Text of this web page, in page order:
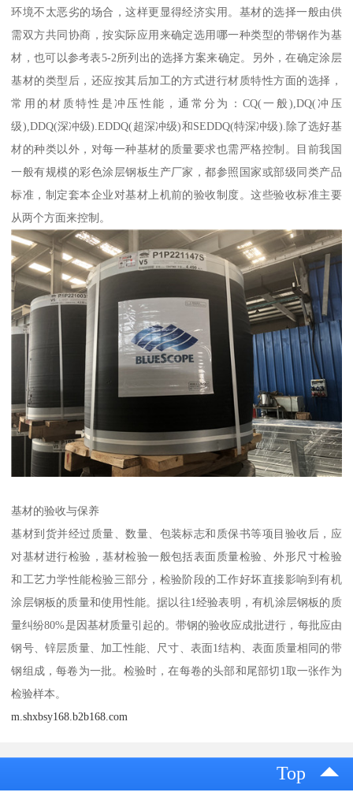
环境不太恶劣的场合，这样更显得经济实用。基材的选择一般由供
需双方共同协商，按实际应用来确定选用哪一种类型的带钢作为基
材，也可以参考表5-2所列出的选择方案来确定。另外，在确定涂层
基材的类型后，还应按其后加工的方式进行材质特性方面的选择，
常用的材质特性是冲压性能，通常分为：CQ(一般),DQ(冲压
级),DDQ(深冲级).EDDQ(超深冲级)和SEDDQ(特深冲级).除了选好基
材的种类以外，对每一种基材的质量要求也需严格控制。目前我国
一般有规模的彩色涂层钢板生产厂家，都参照国家或部级同类产品
标准，制定套本企业对基材上机前的验收制度。这些验收标准主要
从两个方面来控制。
基材的验收与保养
基材到货并经过质量、数量、包装标志和质保书等项目验收后，应
对基材进行检验，基材检验一般包括表面质量检验、外形尺寸检验
和工艺力学性能检验三部分，检验阶段的工作好坏直接影响到有机
涂层钢板的质量和使用性能。据以往1经验表明，有机涂层钢板的质
量纠纷80%是因基材质量引起的。带钢的验收应成批进行，每批应由
钢号、锌层质量、加工性能、尺寸、表面1结构、表面质量相同的带
钢组成，每卷为一批。检验时，在每卷的头部和尾部切1取一张作为
检验样本。
m.shxbsy168.b2b168.com
Top